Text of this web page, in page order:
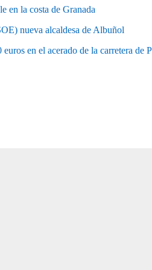
en la costa de Granada
nueva alcaldesa de Albuñol
en el acerado de la carretera de